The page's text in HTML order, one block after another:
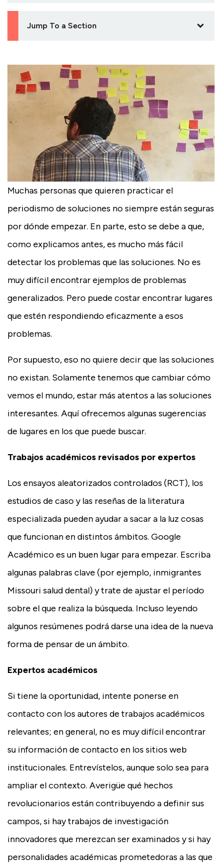
Jump To a Section
Muchas personas que quieren practicar el
periodismo de soluciones no siempre están seguras
por dónde empezar. En parte, esto se debe a que,
como explicamos antes, es mucho más fácil
detectar los problemas que las soluciones. No es
muy difícil encontrar ejemplos de problemas
generalizados. Pero puede costar encontrar lugares
que estén respondiendo eficazmente a esos
problemas.
Por supuesto, eso no quiere decir que las soluciones
no existan. Solamente tenemos que cambiar cómo
vemos el mundo, estar más atentos a las soluciones
interesantes. Aquí ofrecemos algunas sugerencias
de lugares en los que puede buscar.
Trabajos académicos revisados por expertos
Los ensayos aleatorizados controlados (RCT), los
estudios de caso y las reseñas de la literatura
especializada pueden ayudar a sacar a la luz cosas
que funcionan en distintos ámbitos. Google
Académico es un buen lugar para empezar. Escriba
algunas palabras clave (por ejemplo, inmigrantes
Missouri salud dental) y trate de ajustar el período
sobre el que realiza la búsqueda. Incluso leyendo
algunos resúmenes podrá darse una idea de la nueva
forma de pensar de un ámbito.
Expertos académicos
Si tiene la oportunidad, intente ponerse en
contacto con los autores de trabajos académicos
relevantes; en general, no es muy difícil encontrar
su información de contacto en los sitios web
institucionales. Entrevístelos, aunque solo sea para
ampliar el contexto. Averigüe qué hechos
revolucionarios están contribuyendo a definir sus
campos, si hay trabajos de investigación
innovadores que merezcan ser examinados y si hay
personalidades académicas prometedoras a las que